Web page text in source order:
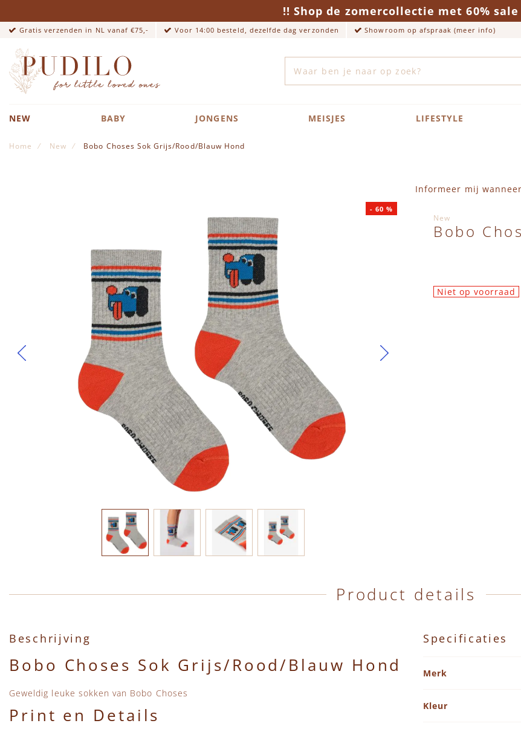
!! Shop de zomercollectie met 60% sale
Gratis verzenden in NL vanaf €75,- Voor 14:00 besteld, dezelfde dag verzonden Showroom op afspraak (meer info)
NEW BABY JONGENS MEISJES LIFESTYLE
Home New Bobo Choses Sok Grijs/Rood/Blauw Hond
- 60 %
Informeer mij
New
Bobo
Niet op voorraad
Product details
Beschrijving
Bobo Choses Sok Grijs/Rood/Blauw Hond
Geweldig leuke sokken van Bobo Choses
Print en Details
Specificaties
Merk
Kleur